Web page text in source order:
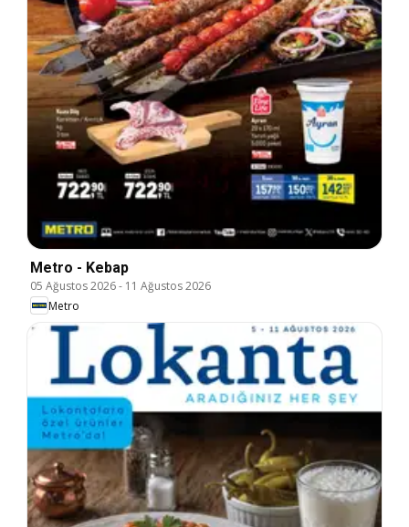
Metro - Kebap
05 Ağustos 2026- 11 Ağustos 2026
Metro